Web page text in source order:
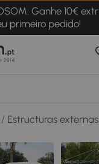
Ganhe 10€ extr
primeiro pedido!
/ Estructuras externas